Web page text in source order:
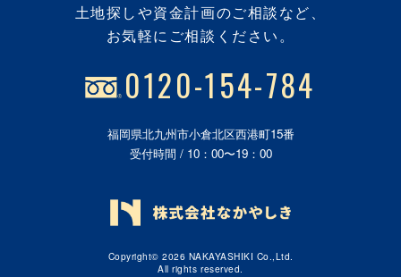
土地探しや資金計画のご相談など、
お気軽にご相談ください。
0120-154-784
福岡県北九州市小倉北区西港町15番
受付時間 / 10：00〜19：00
Copyright© 2026 NAKAYASHIKI Co.,Ltd.
All rights reserved.